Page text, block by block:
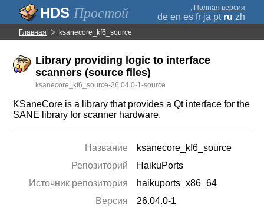
Простой ; Полная версия
de en es fr ja pt ru zh
Главная ksanecore_kf6_source
Library providing logic to interface
scanners (source files)
ksanecore_kf6_source-26.04.0-1-source
KSaneCore is a library that provides a Qt interface for the
SANE library for scanner hardware.
Название
ksanecore_kf6_source
Репозиторий
HaikuPorts
Источник репозитория
haikuports_x86_64
Версия
26.04.0-1